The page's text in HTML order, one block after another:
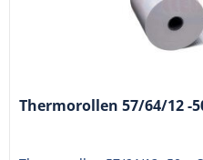
Thermorollen 57/64/12 -